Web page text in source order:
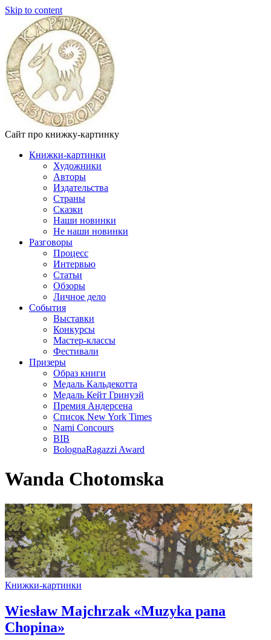
Skip to content
Сайт про книжку-картинку
Книжки-картинки
Художники
Авторы
Издательства
Страны
Сказки
Наши новинки
Не наши новинки
Разговоры
Процесс
Интервью
Статьи
Обзоры
Личное дело
События
Выставки
Конкурсы
Мастер-классы
Фестивали
Призеры
Образ книги
Медаль Кальдекотта
Медаль Кейт Гринуэй
Премия Андерсена
Список New York Times
Nami Concours
BIB
BolognaRagazzi Award
Wanda Chotomska
Книжки-картинки
Wiesław Majchrzak «Muzyka pana
Chopina»